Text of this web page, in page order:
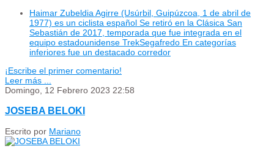
Haimar Zubeldia Agirre (Usúrbil, Guipúzcoa, 1 de abril de
1977) es un ciclista español Se retiró en la Clásica San
Sebastián de 2017, temporada que fue integrada en el
equipo estadounidense TrekSegafredo En categorías
inferiores fue un destacado corredor
¡Escribe el primer comentario!
Leer más ...
Domingo, 12 Febrero 2023 22:58
JOSEBA BELOKI
Escrito por Mariano